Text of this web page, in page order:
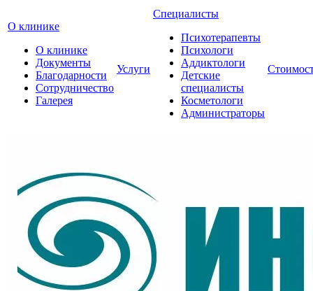
О клинике
О клинике
Документы
Благодарности
Сотрудничество
Галерея
Услуги
Специалисты
Психотерапевты
Психологи
Аддиктологи
Детские
специалисты
Косметологи
Администраторы